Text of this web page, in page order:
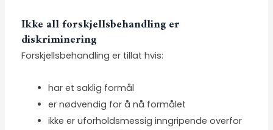
Ikke all forskjellsbehandling er
diskriminering
Forskjellsbehandling er tillat hvis:
har et saklig formål
er nødvendig for å nå formålet
ikke er uforholdsmessig inngripende overfor